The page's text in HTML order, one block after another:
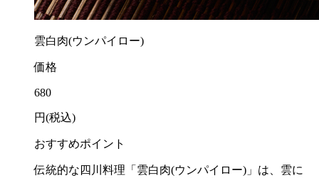
雲白肉(ウンパイロー)
価格
680
円(税込)
おすすめポイント
伝統的な四川料理「雲白肉(ウンパイロー)」は、雲に